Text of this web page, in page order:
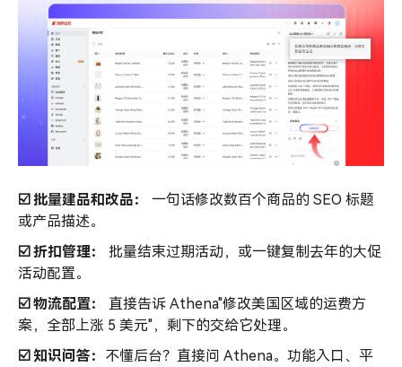
☑️ 批量建品和改品：
一句话修改数百个商品的 SEO 标题
或产品描述。
☑️ 折扣管理：
批量结束过期活动，或一键复制去年的大促
活动配置。
☑️ 物流配置：
直接告诉 Athena"修改美国区域的运费方
案，全部上涨 5 美元"，剩下的交给它处理。
☑️ 知识问答： 不懂后台？直接问 Athena。功能入口、平